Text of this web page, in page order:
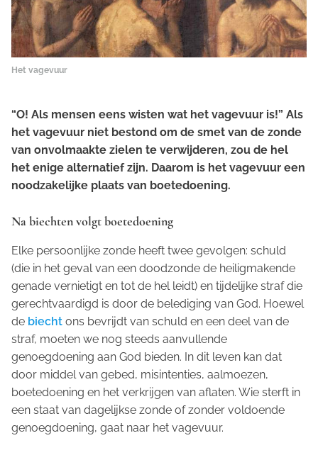
Het vagevuur
“O! Als mensen eens wisten wat het vagevuur is!” Als
het vagevuur niet bestond om de smet van de zonde
van onvolmaakte zielen te verwijderen, zou de hel
het enige alternatief zijn. Daarom is het vagevuur een
noodzakelijke plaats van boetedoening.
Na biechten volgt boetedoening
Elke persoonlijke zonde heeft twee gevolgen: schuld
(die in het geval van een doodzonde de heiligmakende
genade vernietigt en tot de hel leidt) en tijdelijke straf die
gerechtvaardigd is door de belediging van God. Hoewel
de biecht ons bevrijdt van schuld en een deel van de
straf, moeten we nog steeds aanvullende
genoegdoening aan God bieden. In dit leven kan dat
door middel van gebed, misintenties, aalmoezen,
boetedoening en het verkrijgen van aflaten. Wie sterft in
een staat van dagelijkse zonde of zonder voldoende
genoegdoening, gaat naar het vagevuur.